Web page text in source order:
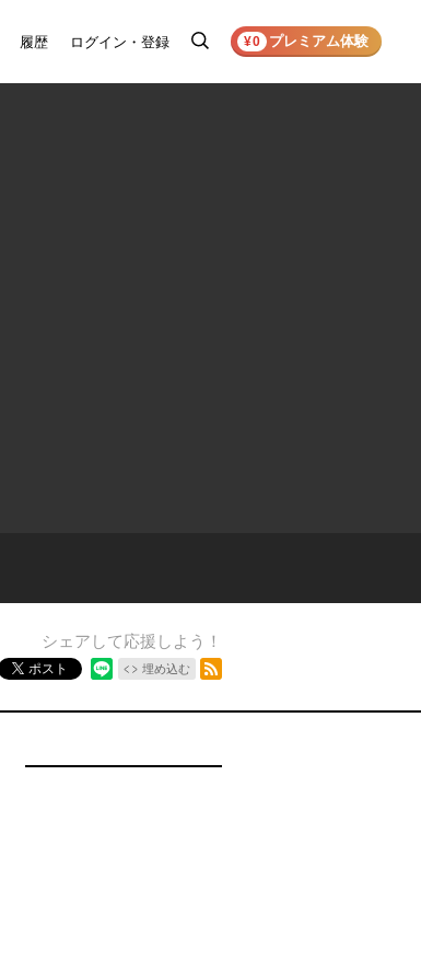
履歴 ログイン・登録
検
¥0 プレミアム体験
シェアして応援しよう！
ポスト 埋め込む